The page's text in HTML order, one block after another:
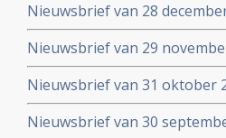
Nieuwsbrief van 28
Nieuwsbrief van 29
Nieuwsbrief van 31 oktober
Nieuwsbrief van 30